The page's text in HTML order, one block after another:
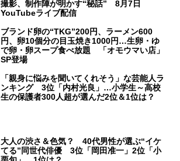
撮影、制作陣が明かす“秘話” 8月7日
YouTubeライブ配信
ブランド卵の“TKG”200円、ラーメン600
円、卵10個分の目玉焼き1000円…生卵・ゆ
で卵・卵スープ食べ放題 「オモウマい店」
SP登場
「親身に悩みを聞いてくれそう」な芸能人ラ
ンキング 3位「内村光良」…小学生～高校
生の保護者300人超が選んだ2位＆1位は？
大人の渋さ＆色気？ 40代男性が選ぶ“イケ
てる”同世代俳優 3位「岡田准一」2位「小